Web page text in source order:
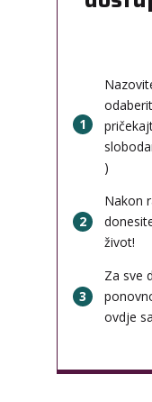
1
)
2
Nakon
život!
3
Za sve
ovdje